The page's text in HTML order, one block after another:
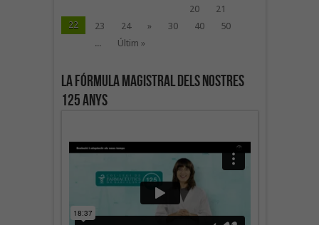
20
21
22
23 24 » 30 40
50
...
Últim »
La fórmula magistral dels nostres
125 anys